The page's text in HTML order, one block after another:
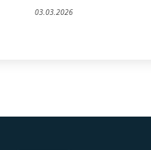
03.03.2026